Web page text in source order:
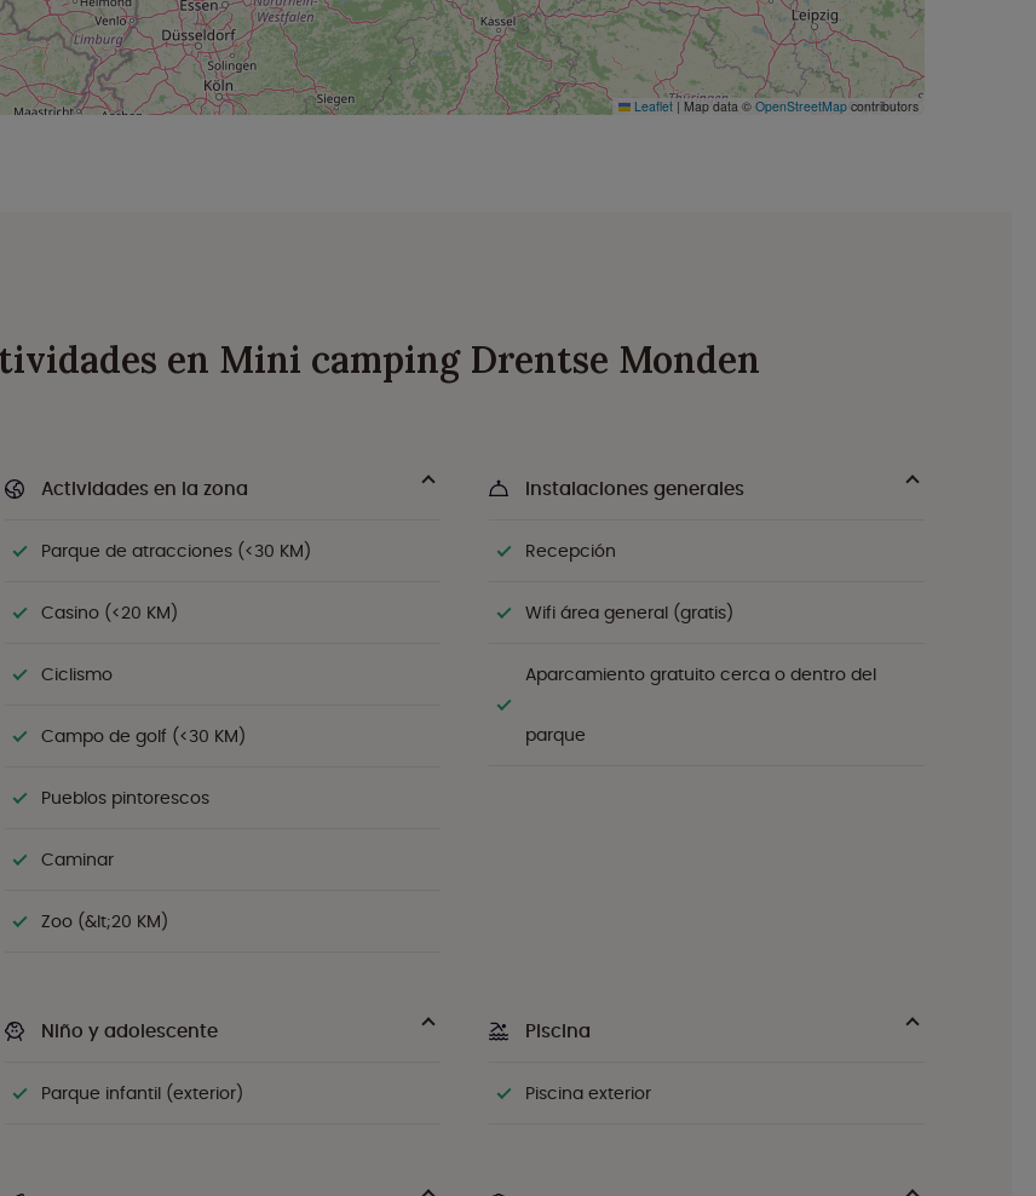
Leaflet | Map data © OpenStreetMap contributors
en Mini camping Drentse Monden
Actividades en la zona
Parque de atracciones (<30 KM)
Casino (<20 KM)
Ciclismo
Campo de golf (<30 KM)
Pueblos pintorescos
Caminar
Zoo (&lt;20 KM)
Instalaciones generales
Recepción
Wifi área general (gratis)
Aparcamiento gratuito cerca o dentro del
parque
Niño y adolescente
Parque infantil (exterior)
Piscina
Piscina exterior